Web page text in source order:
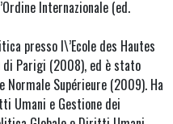
Internazionale (ed.
presso l\’Ecole des Hautes
di Parigi (2008), ed è stato
Normale Supérieure (2009). Ha
Umani e Gestione dei